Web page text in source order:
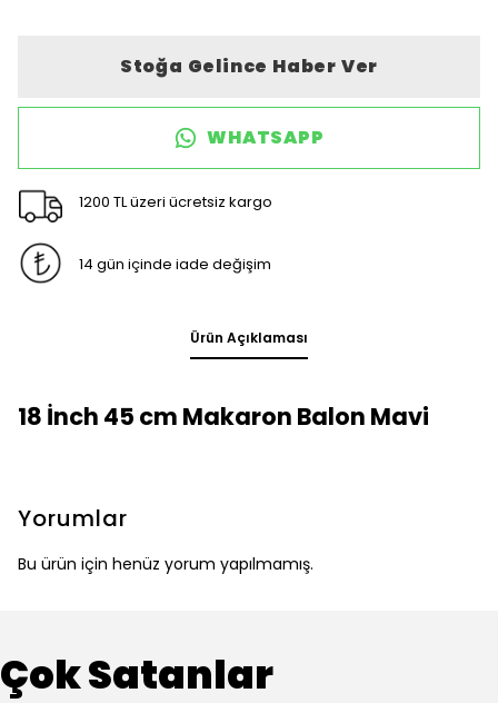
Stoğa Gelince Haber Ver
WHATSAPP
1200 TL üzeri ücretsiz kargo
14 gün içinde iade değişim
Ürün Açıklaması
18 İnch 45 cm Makaron Balon Mavi
Yorumlar
Bu ürün için henüz yorum yapılmamış.
Çok Satanlar